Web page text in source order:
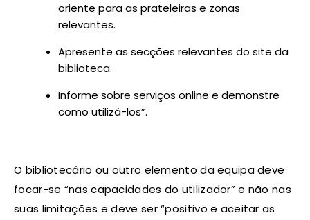
oriente para as prateleiras e zonas
relevantes.
Apresente as secções relevantes do site da
biblioteca.
Informe sobre serviços online e demonstre
como utilizá-los”.
O bibliotecário ou outro elemento da equipa deve
focar-se “nas capacidades do utilizador” e não nas
suas limitações e deve ser “positivo e aceitar as